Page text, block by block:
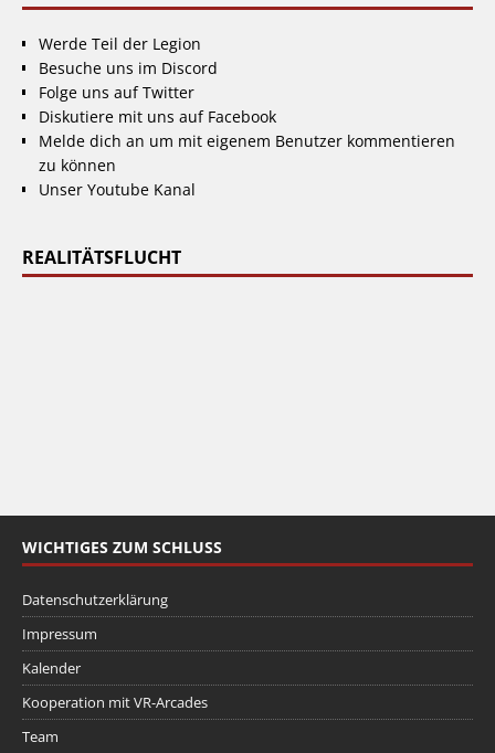
Werde Teil der Legion
Besuche uns im Discord
Folge uns auf Twitter
Diskutiere mit uns auf Facebook
Melde dich an um mit eigenem Benutzer kommentieren
zu können
Unser Youtube Kanal
REALITÄTSFLUCHT
WICHTIGES ZUM SCHLUSS
Datenschutzerklärung
Impressum
Kalender
Kooperation mit VR-Arcades
Team